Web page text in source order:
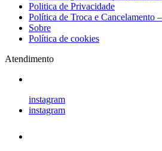
Politica de Privacidade
Política de Troca e Cancelamento
Sobre
Política de cookies
Atendimento
instagram
instagram